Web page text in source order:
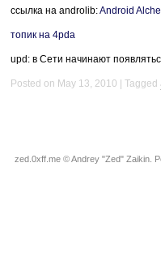
ссылка на androlib:Android
топик на 4pda
upd: в Сети начинают
Posted on May 13, 2010 Tagged
zed.0xff.me © Andrey "Zed" Zaikin.